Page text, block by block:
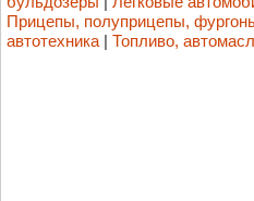
Прицепы, полуприцепы,
автотехника | Топливо,